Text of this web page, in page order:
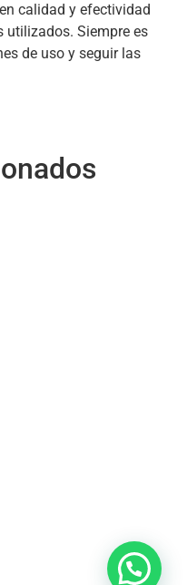
calidad y efectividad
utilizados. Siempre es
de uso y seguir las